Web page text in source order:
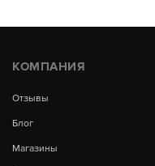
КОМПАНИЯ
Отзывы
Блог
Магазины